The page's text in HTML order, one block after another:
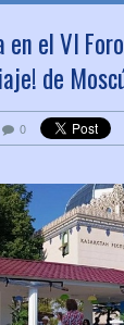
en el VI
de
0